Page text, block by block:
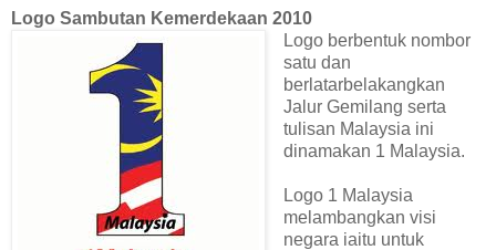
Logo Sambutan Kemerdekaan 2010
Logo berbentuk nombor
satu dan
berlatarbelakangkan
Jalur Gemilang serta
tulisan Malaysia ini
dinamakan 1 Malaysia.
Logo 1 Malaysia
melambangkan visi
negara iaitu untuk